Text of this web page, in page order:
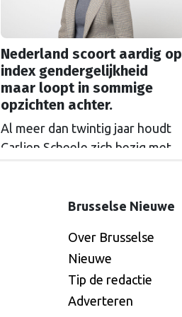
Nederland scoort aardig op
index gendergelijkheid
maar loopt in sommige
opzichten achter.
Al meer dan twintig jaar houdt
Carlien Scheele zich bezig met
Europees Instituut voor
vooruitgang, maar ook nieuwe
weerstand. “Ik begrijp niet
waarom er zo’n emotionele
mening over
Brusselse Nieuwe
Over Brusselse
Nieuwe
Tip de redactie
Adverteren